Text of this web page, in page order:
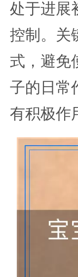
处于进展
控制。关
式，避免
子的日常
有积极作